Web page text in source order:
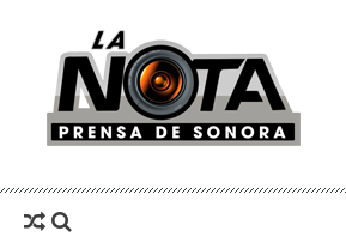
La Nota Prensa De Sonora